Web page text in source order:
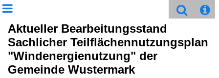
Aktueller Bearbeitungsstand
Sachlicher Teilflächennutzungsplan
"Windenergienutzung" der
Gemeinde Wustermark